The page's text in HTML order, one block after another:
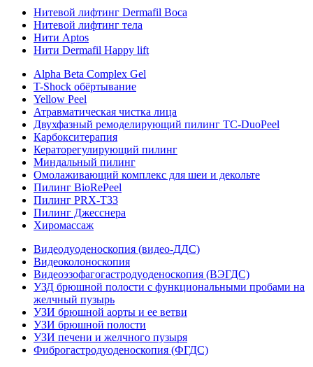
Нитевой лифтинг Dermafil Boca
Нитевой лифтинг тела
Нити Aptos
Нити Dermafil Happy lift
Alpha Beta Complex Gel
T-Shock обёртывание
Yellow Peel
Атравматическая чистка лица
Двухфазный ремоделирующий пилинг TC-DuoPeel
Карбокситерапия
Кераторегулирующий пилинг
Миндальный пилинг
Омолаживающий комплекс для шеи и декольте
Пилинг BioRePeel
Пилинг PRX-T33
Пилинг Джесснера
Хиромассаж
Видеодуоденоскопия (видео-ДДС)
Видеоколоноскопия
Видеоэзофагогастродуоденоскопия (ВЭГДС)
УЗД брюшной полости с функциональными пробами на
желчный пузырь
УЗИ брюшной аорты и ее ветви
УЗИ брюшной полости
УЗИ печени и желчного пузыря
Фиброгастродуоденоскопия (ФГДС)